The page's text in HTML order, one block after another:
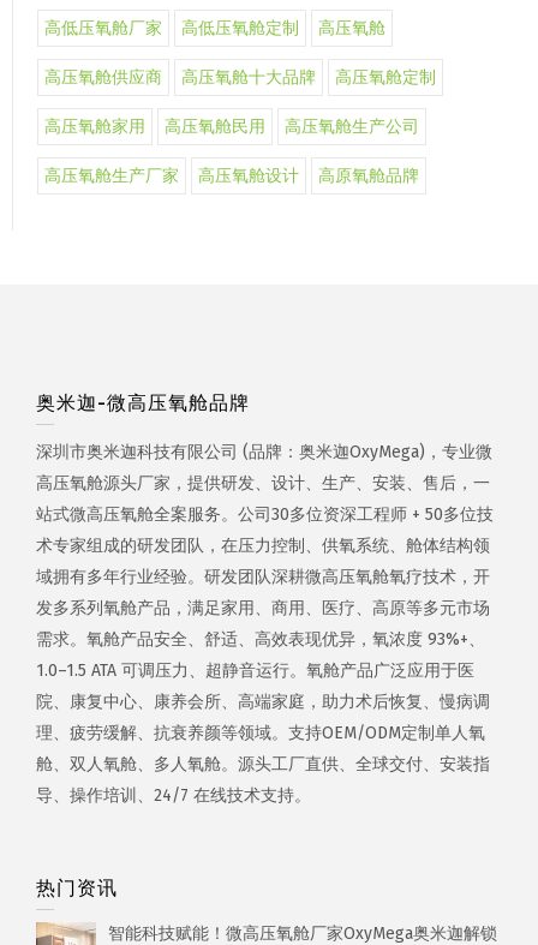
高低压氧舱厂家 高低压氧舱定制 高压氧舱
高压氧舱供应商 高压氧舱十大品牌 高压氧舱定制
高压氧舱家用 高压氧舱民用 高压氧舱生产公司
高压氧舱生产厂家 高压氧舱设计 高原氧舱品牌
奥米迦-微高压氧舱品牌
深圳市奥米迦科技有限公司 (品牌：奥米迦OxyMega)，专业微
高压氧舱源头厂家，提供研发、设计、生产、安装、售后，一
站式微高压氧舱全案服务。公司30多位资深工程师 + 50多位技
术专家组成的研发团队，在压力控制、供氧系统、舱体结构领
域拥有多年行业经验。研发团队深耕微高压氧舱氧疗技术，开
发多系列氧舱产品，满足家用、商用、医疗、高原等多元市场
需求。氧舱产品安全、舒适、高效表现优异，氧浓度 93%+、
1.0–1.5 ATA 可调压力、超静音运行。氧舱产品广泛应用于医
院、康复中心、康养会所、高端家庭，助力术后恢复、慢病调
理、疲劳缓解、抗衰养颜等领域。支持OEM/ODM定制单人氧
舱、双人氧舱、多人氧舱。源头工厂直供、全球交付、安装指
导、操作培训、24/7 在线技术支持。
热门资讯
智能科技赋能！微高压氧舱厂家OxyMega奥米迦解锁